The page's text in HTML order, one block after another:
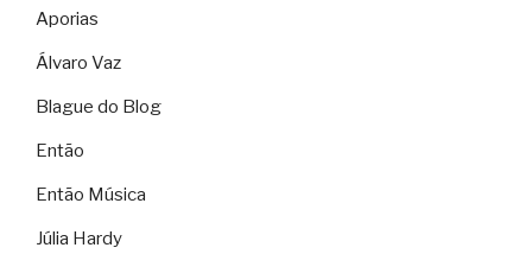
Aporias
Álvaro Vaz
Blague do Blog
Então
Então Música
Júlia Hardy